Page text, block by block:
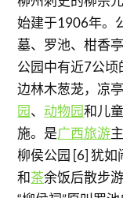
始建于1906年。
墓、罗池、柑香
公园中有近7公
边林木葱茏，凉
园、 动物园和儿
施。是广西旅游
柳侯公园 [6] 犹
和茶余饭后散步